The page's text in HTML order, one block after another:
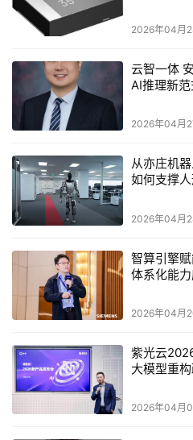
2026年04月
云智一体
AI推理新
2026年04月
从亦庄机
如何支撑
2026年04月
智算引擎
体系化能
2026年04月
紫光云
大模型重
2026年04月